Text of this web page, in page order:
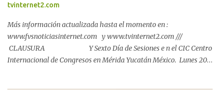
tvinternet2.com
Más información actualizada hasta el momento en :
www.fvsnoticiasinternet.com y www.tvinternet2.com ///
CLAUSURA Y Sexto Día de Sesiones e n el CIC Centro
Internacional de Congresos en Mérida Yucatán México. Lunes 20